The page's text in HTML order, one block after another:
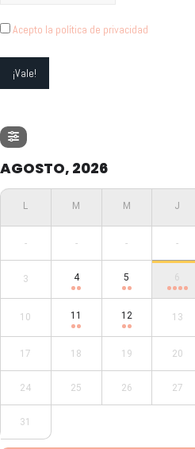
Acepto la política de privacidad
AGOSTO, 2026
- - - -
3 4 5 6
10 11 12 13
17 18 19 20
24 25 26 27
31